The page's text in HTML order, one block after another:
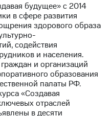
будущее» с 2014
в сфере развития
здорового образа
содействия
и населения.
и организаций
образования
палаты РФ.
«Создавая
отраслей
в десяти